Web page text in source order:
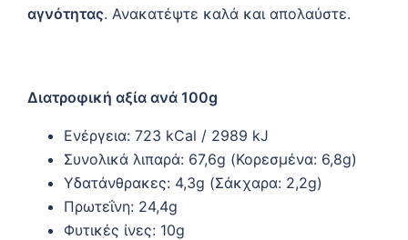
αγνότητας. Ανακατέψτε καλά και απολαύστε.
Διατροφική αξία ανά 100g
Ενέργεια: 723 kCal / 2989 kJ
Συνολικά λιπαρά: 67,6g (Κορεσμένα: 6,8g)
Υδατάνθρακες: 4,3g (Σάκχαρα: 2,2g)
Πρωτεΐνη: 24,4g
Φυτικές ίνες: 10g